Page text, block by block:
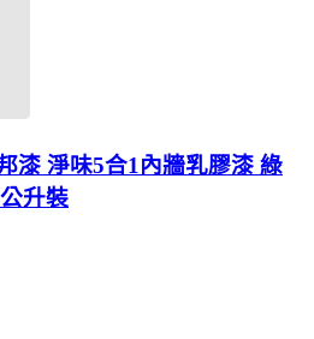
漆 淨味5合1內牆乳膠漆 綠
升裝